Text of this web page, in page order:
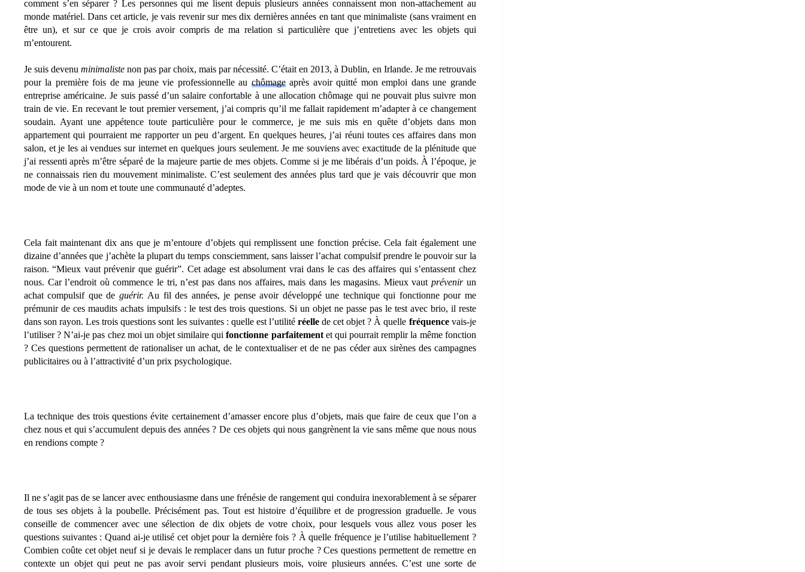
comment s’en séparer ? Les personnes qui me lisent depuis plusieurs années connaissent mon non-attachement au
monde matériel. Dans cet article, je vais revenir sur mes dix dernières années en tant que minimaliste (sans vraiment en
être un), et sur ce que je crois avoir compris de ma relation si particulière que j’entretiens avec les objets qui
m’entourent.
Je suis devenuminimaliste non pas par choix, mais par nécessité. C’était en 2013, à Dublin, en Irlande. Je me retrouvais
pour la première fois de ma jeune vie professionnelle au chômageaprès avoir quitté mon emploi dans une grande
entreprise américaine. Je suis passé d’un salaire confortable à une allocation chômage qui ne pouvait plus suivre mon
train de vie. En recevant le tout premier versement, j’ai compris qu’il me fallait rapidement m’adapter à ce changement
soudain. Ayant une appétence toute particulière pour le commerce, je me suis mis en quête d’objets dans mon
appartement qui pourraient me rapporter un peu d’argent. En quelques heures, j’ai réuni toutes ces affaires dans mon
salon, et je les ai vendues sur internet en quelques jours seulement. Je me souviens avec exactitude de la plénitude que
j’ai ressenti après m’être séparé de la majeure partie de mes objets. Comme si je me libérais d’un poids. À l’époque, je
ne connaissais rien du mouvement minimaliste. C’est seulement des années plus tard que je vais découvrir que mon
mode de vie à un nom et toute une communauté d’adeptes.
Cela fait maintenant dix ans que je m’entoure d’objets qui remplissent une fonction précise. Cela fait également une
dizaine d’années que j’achète la plupart du temps consciemment, sans laisser l’achat compulsif prendre le pouvoir sur la
raison. “Mieux vaut prévenir que guérir”. Cet adage est absolument vrai dans le cas des affaires qui s’entassent chez
nous. Car l’endroit où commence le tri, n’est pas dans nos affaires, mais dans les magasins. Mieux vautprévenirun
achat compulsif que de guérir. Au fil des années, je pense avoir développé une technique qui fonctionne pour me
prémunir de ces maudits achats impulsifs : le test des trois questions. Si un objet ne passe pas le test avec brio, il reste
dans son rayon. Les trois questions sont les suivantes : quelle est l’utilitéréelle de cet objet ? À quelle fréquencevais-je
l’utiliser ? N’ai-je pas chez moi un objet similaire quifonctionne parfaitementet qui pourrait remplir la même fonction
? Ces questions permettent de rationaliser un achat, de le contextualiser et de ne pas céder aux sirènes des campagnes
publicitaires ou à l’attractivité d’un prix psychologique.
La technique des trois questions évite certainement d’amasser encore plus d’objets, mais que faire de ceux que l’on a
chez nous et qui s’accumulent depuis des années ? De ces objets qui nous gangrènent la vie sans même que nous nous
en rendions compte ?
Il ne s’agit pas de se lancer avec enthousiasme dans une frénésie de rangement qui conduira inexorablement à se séparer
de tous ses objets à la poubelle. Précisément pas. Tout est histoire d’équilibre et de progression graduelle. Je vous
conseille de commencer avec une sélection de dix objets de votre choix, pour lesquels vous allez vous poser les
questions suivantes : Quand ai-je utilisé cet objet pour la dernière fois ? À quelle fréquence je l’utilise habituellement ?
Combien coûte cet objet neuf si je devais le remplacer dans un futur proche ? Ces questions permettent de remettre en
contexte un objet qui peut ne pas avoir servi pendant plusieurs mois, voire plusieurs années. C’est une sorte de